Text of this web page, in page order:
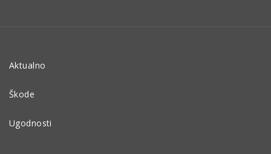
Aktualno
Škode
Ugodnosti